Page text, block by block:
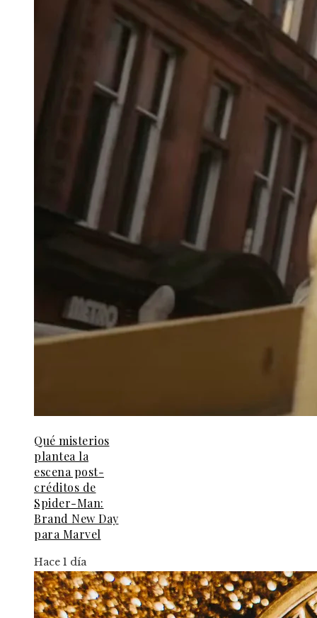
Qué misterios
plantea la
escena post-
créditos de
Spider-Man:
Brand New Day
para Marvel
Hace 1 día